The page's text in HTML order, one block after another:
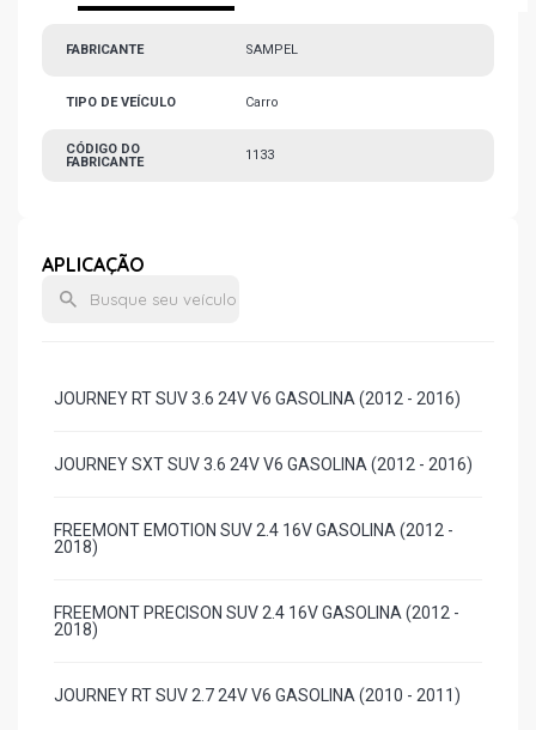
FABRICANTE SAMPEL
TIPO DE VEÍCULO Carro
CÓDIGO DO
FABRICANTE
1133
APLICAÇÃO
JOURNEY RT SUV 3.6 24V V6 GASOLINA (2012 - 2016)
JOURNEY SXT SUV 3.6 24V V6 GASOLINA (2012 - 2016)
FREEMONT EMOTION SUV 2.4 16V GASOLINA (2012 -
2018)
FREEMONT PRECISON SUV 2.4 16V GASOLINA (2012 -
2018)
JOURNEY RT SUV 2.7 24V V6 GASOLINA (2010 - 2011)